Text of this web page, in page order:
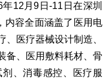
12月9日-11日在深圳
内容全面涵盖了医用电
医疗器械设计制造、
备、医用敷料耗材、骨
、消毒感控、医疗服